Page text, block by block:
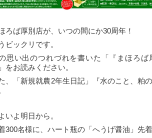
ろば厚別店が、いつの間にか30周年！
ビックリです。
思い出のつれづれを書いた「『まほろ
をお読みください。
、「新規就農2年生日記」『水のこと、粕
いよ明日から。
300名様に、ハート瓶の「へうげ醤油」先